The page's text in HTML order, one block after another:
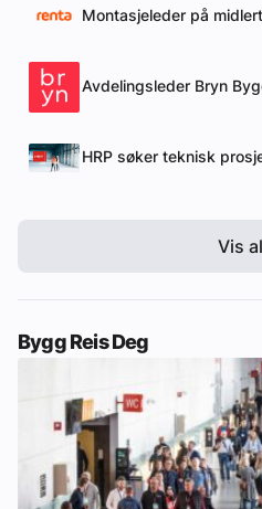
Montasjeleder på
Avdelingsleder Bryn
HRP søker teknisk
Vis
Bygg Reis Deg